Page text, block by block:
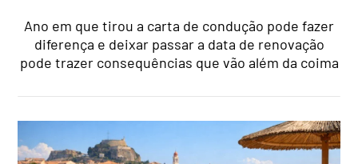
Ano em que tirou a carta de condução pode fazer
diferença e deixar passar a data de renovação
pode trazer consequências que vão além da coima